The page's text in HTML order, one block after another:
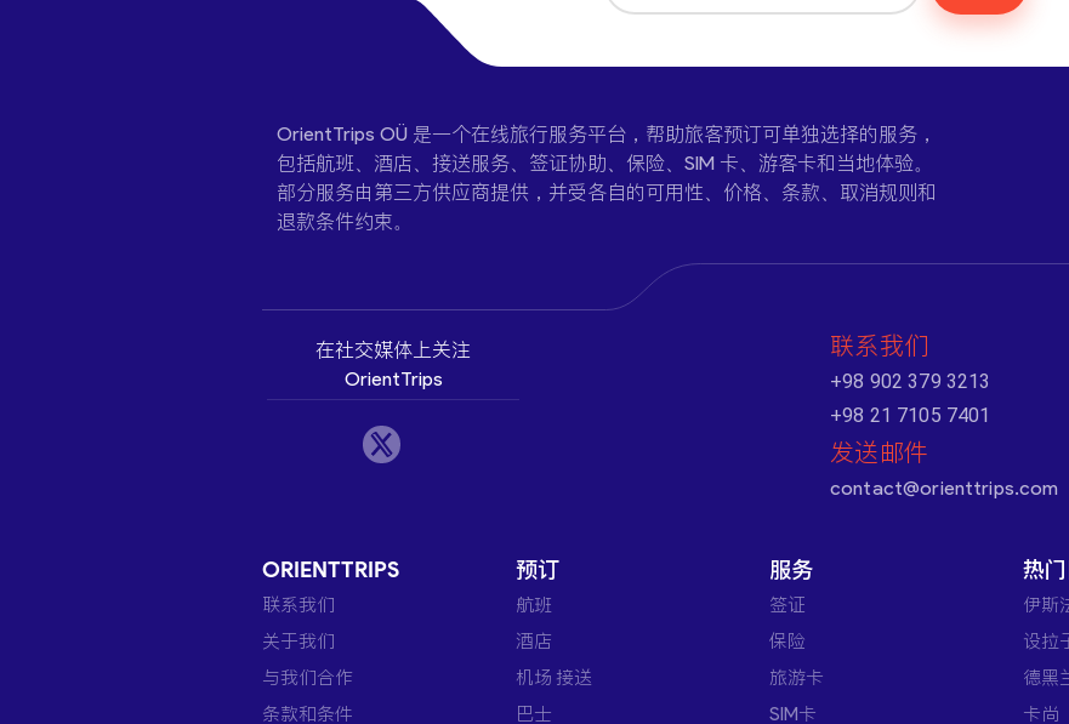
OrientTrips OÜ 是一个在线旅行服务平台，帮助旅客预订可单独选择的服务，
包括航班、酒店、接送服务、签证协助、保险、SIM 卡、游客卡和当地体验。
部分服务由第三方供应商提供，并受各自的可用性、价格、条款、取消规则和
退款条件约束。
在社交媒体上关注
OrientTrips
联系我们
+98 902 379 3213
+98 21 7105 7401
发送邮件
contact@orienttrips.com
ORIENTTRIPS
联系我们
关于我们
与我们合作
条款和条件
预订
航班
酒店
机场 接送
巴士
服务
签证
保险
旅游卡
SIM卡
热
伊斯
设拉
德黑
卡尚